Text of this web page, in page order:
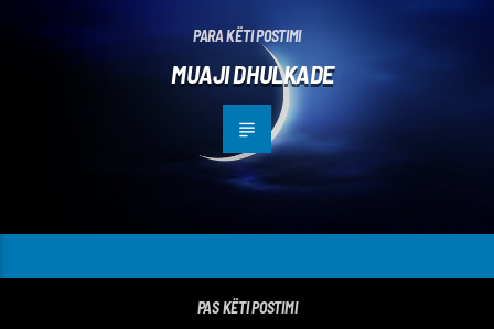
PARA KËTI POSTIMI
MUAJI DHULKADE
PAS KËTI POSTIMI